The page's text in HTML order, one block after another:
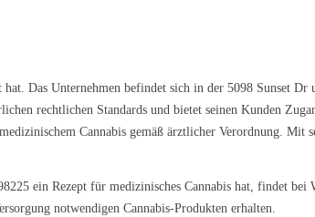
Das Unternehmen befindet sich in der 5098 Sunset
rechtlichen Standards und bietet seinen Kunden
Cannabis gemäß ärztlicher Verordnung. Mit
ein Rezept für medizinisches Cannabis hat, findet bei
notwendigen Cannabis-Produkten erhalten.